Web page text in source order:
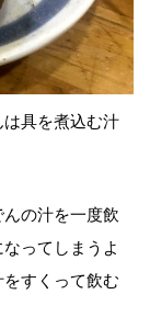
具を煮込む汁
の汁を一度飲
ってしまうよ
すくって飲む